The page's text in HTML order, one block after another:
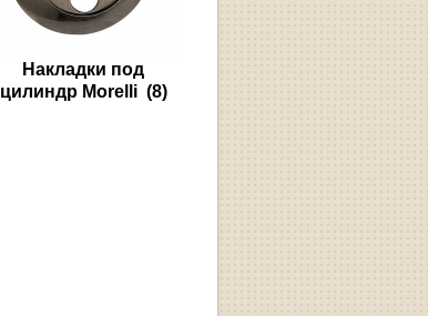
Накладки под
цилиндр Morelli(8)